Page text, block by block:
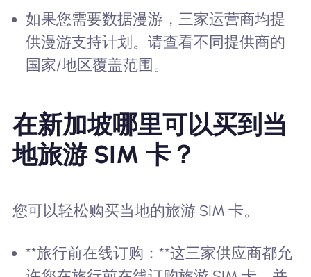
如果您需要数据漫游，三家运营商均提
供漫游支持计划。请查看不同提供商的
国家/地区覆盖范围。
在新加坡哪里可以买到当
地旅游 SIM 卡？
您可以轻松购买当地的旅游 SIM 卡。
**旅行前在线订购：**这三家供应商都允